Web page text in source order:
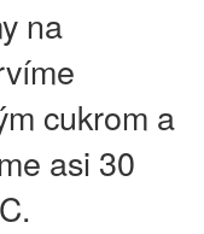
na
cukrom a
asi 30